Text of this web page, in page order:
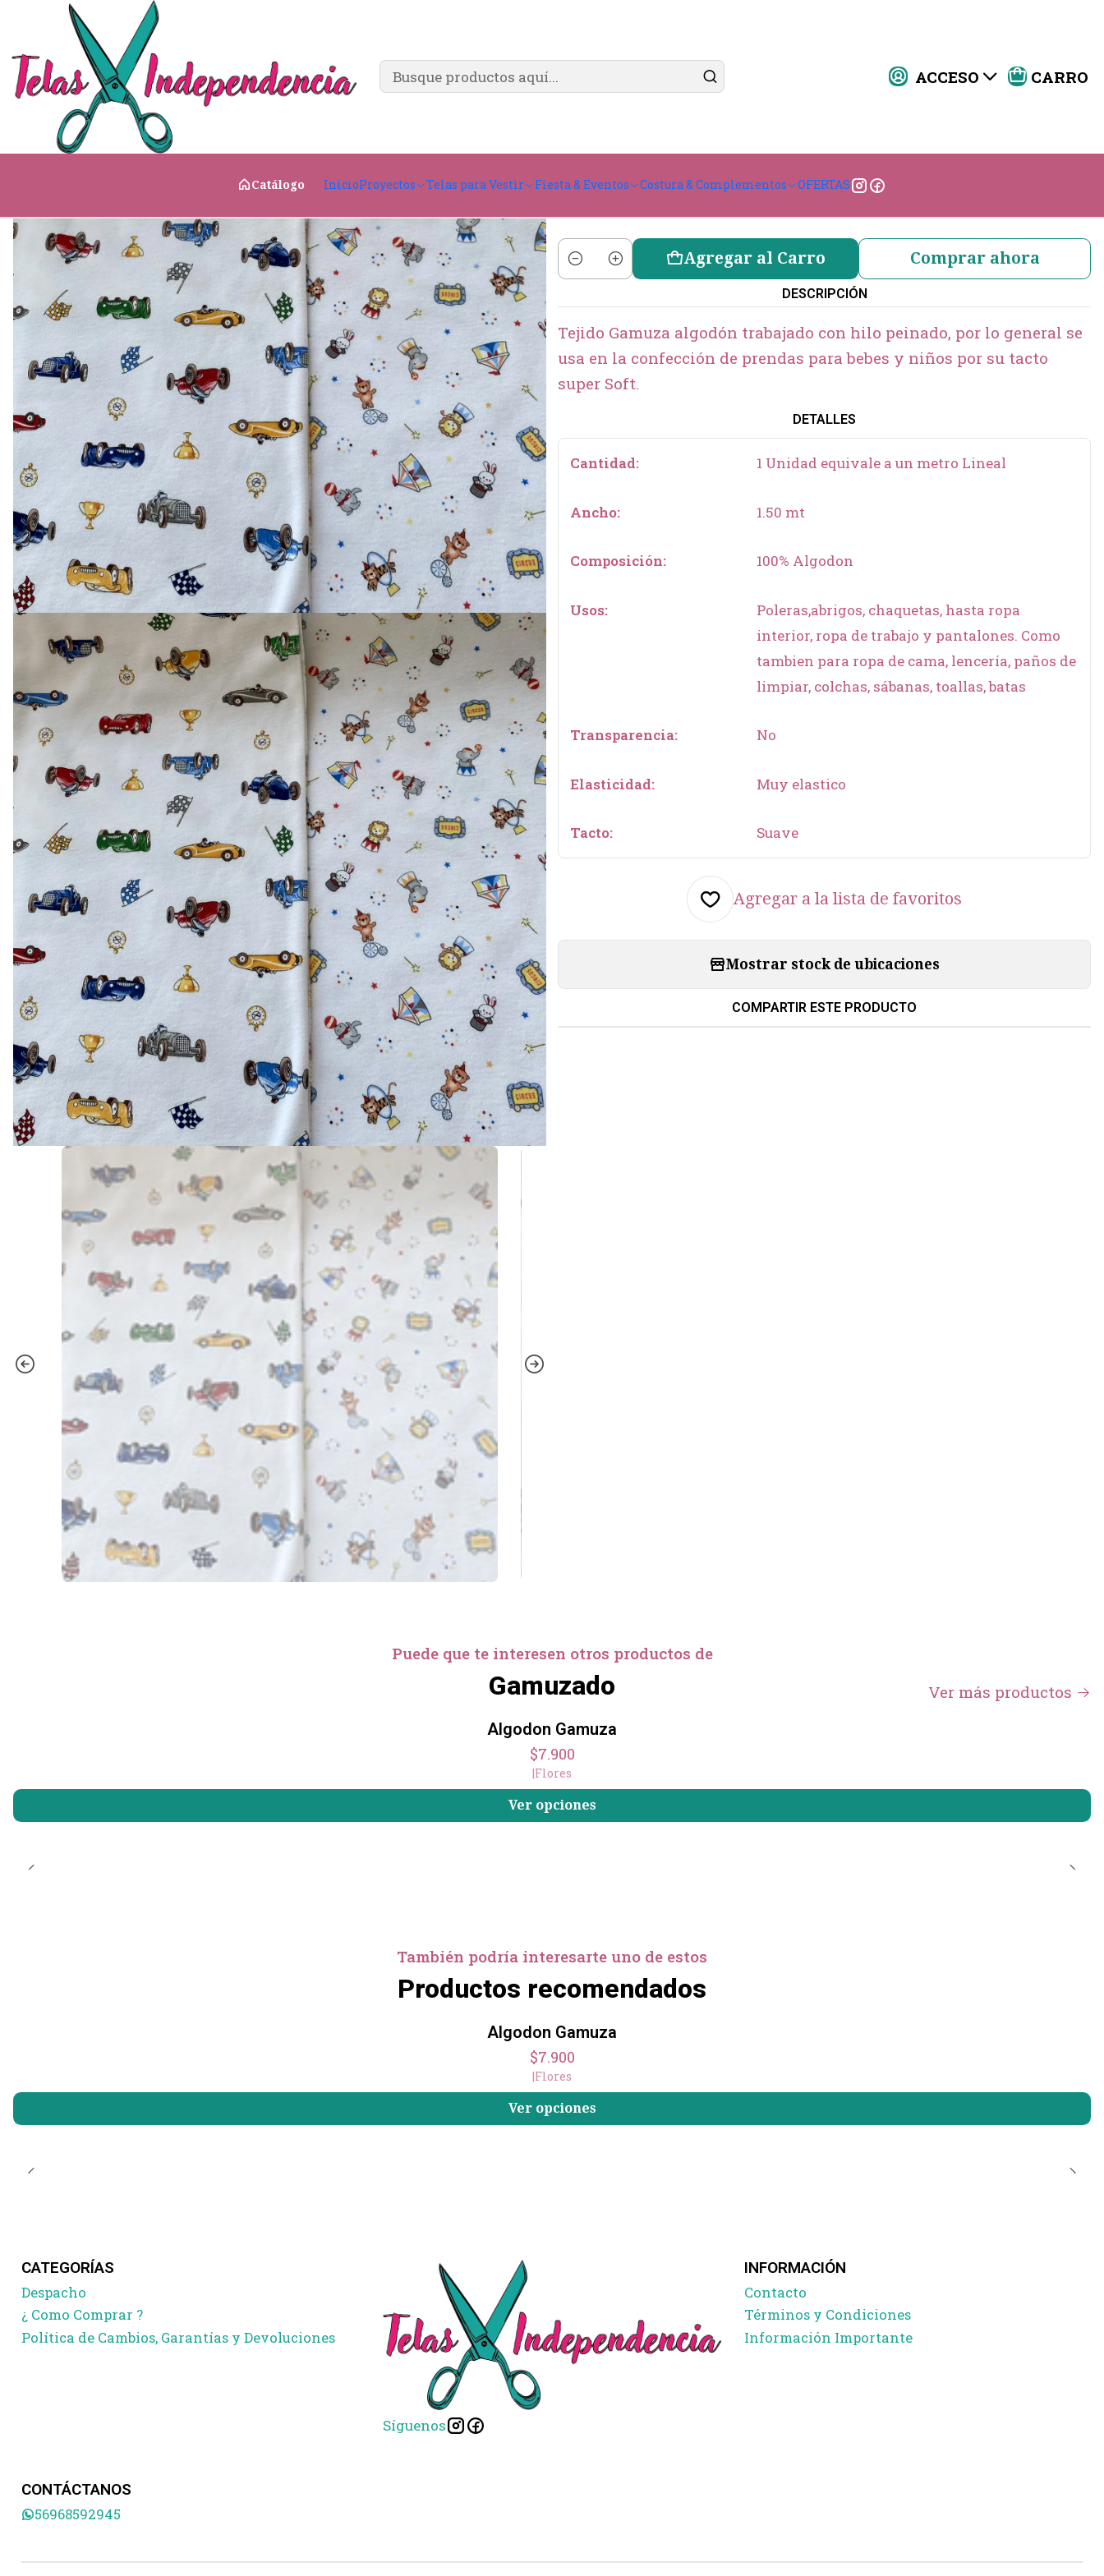
ACCESO CARRO
Catálogo InicioProyectos Telas para Vestir Fiesta & Eventos Costura & Complementos OFERTAS
Telas para Vestir
Algodon Gamuza
Circo Autos
Cantidad
Agregar al Carro Comprar ahora
DESCRIPCIÓN
Tejido Gamuza algodón trabajado con hilo peinado, por lo general se
usa en la confección de prendas para bebes y niños por su tacto
super Soft.
DETALLES
Cantidad: 1 Unidad equivale a un metro Lineal
Ancho: 1.50 mt
Composición: 100% Algodon
Usos:
Poleras,abrigos, chaquetas, hasta ropa
interior, ropa de trabajo y pantalones. Como
tambien para ropa de cama, lencería, paños de
limpiar, colchas, sábanas, toallas, batas
Transparencia: No
Elasticidad: Muy elastico
Tacto: Suave
Agregar a la lista de favoritos
Mostrar stock de ubicaciones
COMPARTIR ESTE PRODUCTO
Puede que te interesen otros productos de
Gamuzado Ver más productos
Algodon Gamuza
$7.900
|Flores
Ver opciones
También podría interesarte uno de estos
Productos recomendados
Algodon Gamuza
$7.900
|Flores
Ver opciones
CATEGORÍAS
Despacho
¿ Como Comprar ?
Política de Cambios, Garantías y Devoluciones
Síguenos
INFORMACIÓN
Contacto
Términos y Condiciones
Información Importante
CONTÁCTANOS
56968592945